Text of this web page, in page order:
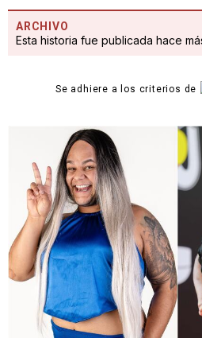
ARCHIVO
Esta historia fue publicada hace
Se adhiere a los criterios de